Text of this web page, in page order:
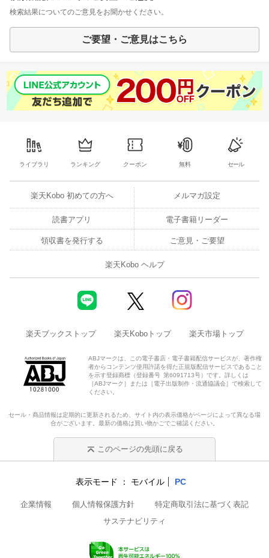
検索結果についてのご意見をお聞かせください。
ご要望・ご意見はこちら
ライブラリ ランキング クーポン 無料 セール
楽天Kobo 初めての方へ メルマガ設定
読書アプリ 電子書籍リーダー
領収書を発行する ご意見・ご要望
楽天Kobo ヘルプ
楽天ブックストップ 楽天Koboトップ 楽天市場トップ
ABJマークは、この電子書店・電子書籍配信サービスが、著作権
者からコンテンツ使用許諾を得た正規版配信サービスであること
を示す登録商標（登録番号 第6091713号）です。詳しくは
［ABJマーク］または［電子出版制作・流通協議会］で検索して
ください。
セール・商品情報は定期的に更新されるため、サイト内の表示価格がページによって異なる場
合がございます。最新の価格は買い物かごでご確認ください。
このページの先頭に戻る
表示モード モバイル PC
企業情報 個人情報保護方針
特定商取引法に基づく表記
サステナビリティ